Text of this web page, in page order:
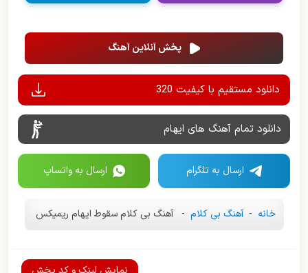
پخش آنلاین آهنگ
دانلود مستقیم با کیفیت 320
دانلود تمام آهنگ های ایهام
ارسال به تلگرام ارسال به واتساپ
خانه - آهنگ بی کلام - آهنگ بی کلام سقوط ایهام ریمیکس